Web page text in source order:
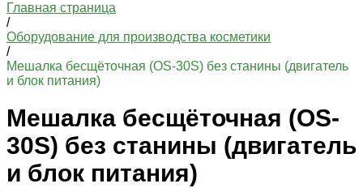
Главная страница
/
Оборудование для производства косметики
/
Мешалка бесщёточная (OS-30S) без станины (двигатель
и блок питания)
Мешалка бесщёточная (OS-
30S) без станины (двигатель
и блок питания)